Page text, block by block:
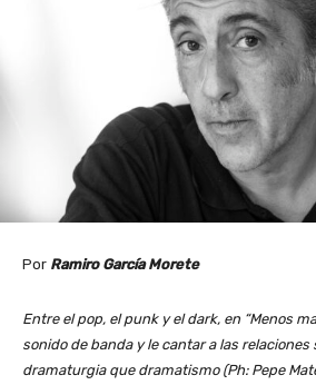
Por Ramiro García Morete
Entre el pop, el punk y el dark, en “Menos
sonido de banda y le cantar a las
dramaturgia que dramatismo (Ph: Pepe